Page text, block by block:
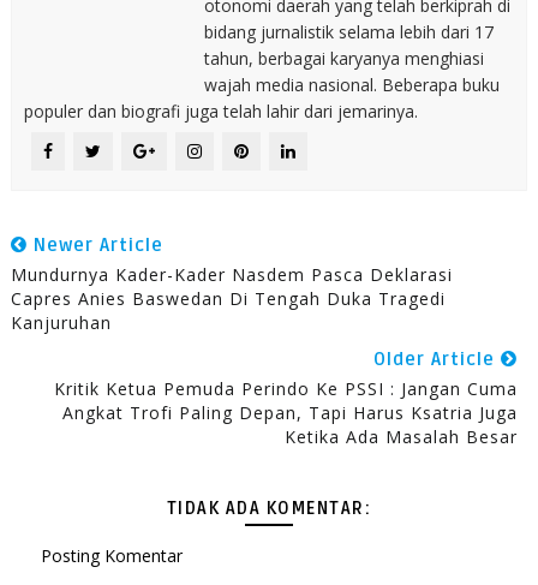
otonomi daerah yang telah berkiprah di
bidang jurnalistik selama lebih dari 17
tahun, berbagai karyanya menghiasi
wajah media nasional. Beberapa buku
populer dan biografi juga telah lahir dari jemarinya.
Newer Article
Mundurnya Kader-Kader Nasdem Pasca Deklarasi
Capres Anies Baswedan Di Tengah Duka Tragedi
Kanjuruhan
Older Article
Kritik Ketua Pemuda Perindo Ke PSSI : Jangan Cuma
Angkat Trofi Paling Depan, Tapi Harus Ksatria Juga
Ketika Ada Masalah Besar
TIDAK ADA KOMENTAR:
Posting Komentar